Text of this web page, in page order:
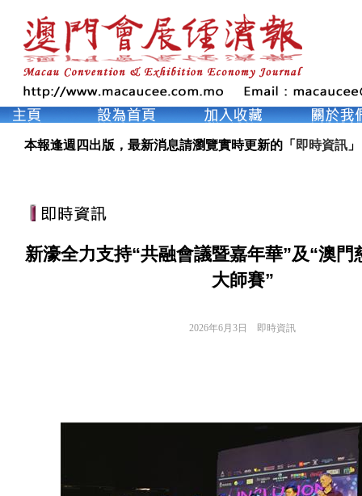
本報逢週四出版，最新消息請瀏覽實時更新的「 即時資訊 」
新濠全力支持“共融會議暨嘉年華”及“澳門
大師賽”
2026年6月3日 即時資訊